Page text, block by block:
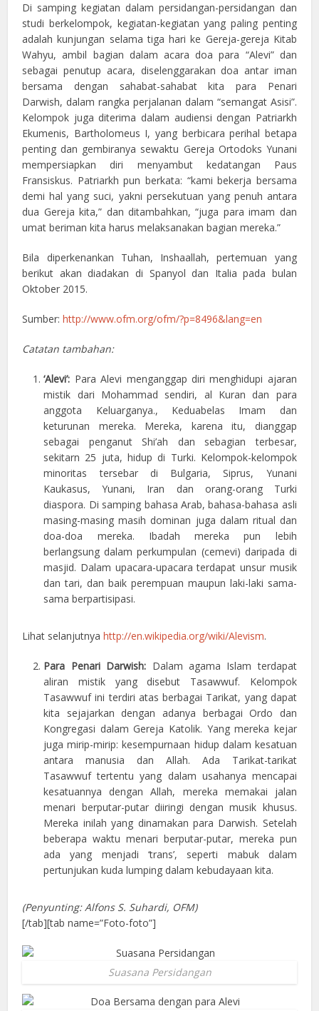
Di samping kegiatan dalam persidangan-persidangan dan
studi berkelompok, kegiatan-kegiatan yang paling penting
adalah kunjungan selama tiga hari ke Gereja-gereja Kitab
Wahyu, ambil bagian dalam acara doa para “Alevi” dan
sebagai penutup acara, diselenggarakan doa antar iman
bersama dengan sahabat-sahabat kita para Penari
Darwish, dalam rangka perjalanan dalam “semangat Asisi”.
Kelompok juga diterima dalam audiensi dengan Patriarkh
Ekumenis, Bartholomeus I, yang berbicara perihal betapa
penting dan gembiranya sewaktu Gereja Ortodoks Yunani
mempersiapkan diri menyambut kedatangan Paus
Fransiskus. Patriarkh pun berkata: “kami bekerja bersama
demi hal yang suci, yakni persekutuan yang penuh antara
dua Gereja kita,” dan ditambahkan, “juga para imam dan
umat beriman kita harus melaksanakan bagian mereka.”
Bila diperkenankan Tuhan, Inshaallah, pertemuan yang
berikut akan diadakan di Spanyol dan Italia pada bulan
Oktober 2015.
Sumber:http://www.ofm.org/ofm/?p=8496&lang=en
Catatan tambahan:
‘Alevi’: Para Alevi menganggap diri menghidupi ajaran
mistik dari Mohammad sendiri, al Kuran dan para
anggota Keluarganya., Keduabelas Imam dan
keturunan mereka. Mereka, karena itu, dianggap
sebagai penganut Shi’ah dan sebagian terbesar,
sekitarn 25 juta, hidup di Turki. Kelompok-kelompok
minoritas tersebar di Bulgaria, Siprus, Yunani
Kaukasus, Yunani, Iran dan orang-orang Turki
diaspora. Di samping bahasa Arab, bahasa-bahasa asli
masing-masing masih dominan juga dalam ritual dan
doa-doa mereka. Ibadah mereka pun lebih
berlangsung dalam perkumpulan (cemevi) daripada di
masjid. Dalam upacara-upacara terdapat unsur musik
dan tari, dan baik perempuan maupun laki-laki sama-
sama berpartisipasi.
Lihat selanjutnyahttp://en.wikipedia.org/wiki/Alevism.
Para Penari Darwish: Dalam agama Islam terdapat
aliran mistik yang disebut Tasawwuf. Kelompok
Tasawwuf ini terdiri atas berbagai Tarikat, yang dapat
kita sejajarkan dengan adanya berbagai Ordo dan
Kongregasi dalam Gereja Katolik. Yang mereka kejar
juga mirip-mirip: kesempurnaan hidup dalam kesatuan
antara manusia dan Allah. Ada Tarikat-tarikat
Tasawwuf tertentu yang dalam usahanya mencapai
kesatuannya dengan Allah, mereka memakai jalan
menari berputar-putar diiringi dengan musik khusus.
Mereka inilah yang dinamakan para Darwish. Setelah
beberapa waktu menari berputar-putar, mereka pun
ada yang menjadi ‘trans’, seperti mabuk dalam
pertunjukan kuda lumping dalam kebudayaan kita.
(Penyunting: Alfons S. Suhardi, OFM)
[/tab][tab name=”Foto-foto”]
Suasana Persidangan